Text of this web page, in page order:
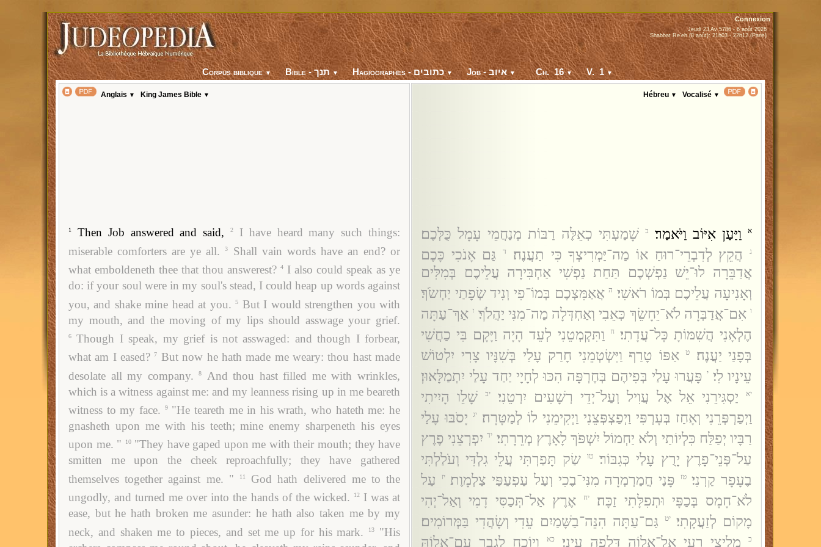
Connexion
Jeudi 23 Av 5786 - 6 août 2026
Shabbat Re'eh (8 août): 21h03 - 22h12 (Paris)
Corpus biblique▼ Bible - תנך ▼ Hagiographes - כתובים▼ Job - איוב ▼ Ch. 16▼ V. 1 ▼
Anglais ▼ King James Bible ▼
1 Then Job answered and said, 2
I have heard many such things:
miserable comforters are ye all.
3
Shall vain words have an end? or
what emboldeneth thee that thou answerest? 4
I also could speak as ye
do: if your soul were in my soul's stead, I could heap up words against
you, and shake mine head at you.
5
But I would strengthen you with
my mouth, and the moving of my lips should asswage your grief.
6
Though I speak, my grief is not asswaged: and though I forbear,
what am I eased? 7
But now he hath made me weary: thou hast made
desolate all my company.
8
And thou hast filled me with wrinkles,
which is a witness against me: and my leanness rising up in me beareth
witness to my face.
9
"He teareth me in his wrath, who hateth me: he
gnasheth upon me with his teeth; mine enemy sharpeneth his eyes
upon me. "
10 "They have gaped upon me with their mouth; they have
smitten me upon the cheek reproachfully; they have gathered
themselves together against me. "
11
God hath delivered me to the
ungodly, and turned me over into the hands of the wicked.
12
I was at
ease, but he hath broken me asunder: he hath also taken me by my
neck, and shaken me to pieces, and set me up for his mark.
13
"His
Hébreu ▼ Vocalisé ▼
א וַיַּעַן אִיּוֹב וַיֹּאמַר׃ ב שָׁמַעְתִּי כְאֵלֶּה רַבּוֹת מְנַחֲמֵי עָמָל כֻּלְּכֶם׃
ג הֲקֵץ לְדִבְרֵי־רוּחַ אוֹ מַה־יַּמְרִיצְךָ כִּי תַעֲנֶה׃ ד
גַּם אָנֹכִי כָּכֶם
אֲדַבֵּרָה לוּ־יֵשׁ נַפְשְׁכֶם תַּחַת נַפְשִׁי אַחְבִּירָה עֲלֵיכֶם בְּמִלִּים
וְאָנִיעָה עֲלֵיכֶם בְּמוֹ רֹאשִׁי׃ ה אֲאַמִּצְכֶם בְּמוֹ־פִי וְנִיד שְׂפָתַי יַחְשֹׂךְ׃
ו אִם־אֲדַבְּרָה לֹא־יֵחָשֵׂךְ כְּאֵבִי וְאַחְדְּלָה מַה־מִנִּי יַהֲלֹךְ׃ ז אַךְ־עַתָּה
הֶלְאָנִי הֲשִׁמּוֹתָ כָּל־עֲדָתִי׃
ח
וַתִּקְמְטֵנִי לְעֵד הָיָה וַיָּקָם בִּי כַחֲשִׁי
בְּפָנַי יַעֲנֶה׃
ט
אַפּוֹ טָרַף וַיִּשְׂטְמֵנִי חָרַק עָלַי בְּשִׁנָּיו צָרִי יִלְטוֹשׁ
עֵינָיו לִי׃ י פָּעֲרוּ עָלַי בְּפִיהֶם בְּחֶרְפָּה הִכּוּ לְחָיָי יַחַד עָלַי יִתְמַלָּאוּן׃
יא יַסְגִּירֵנִי אֵל אֶל עֲוִיל וְעַל־יְדֵי רְשָׁעִים יִרְטֵנִי׃ יב
שָׁלֵו הָיִיתִי
וַיְפַרְפְּרֵנִי וְאָחַז בְּעָרְפִּי וַיְפַצְפְּצֵנִי וַיְקִימֵנִי לוֹ לְמַטָּרָה׃
יג
יָסֹבּוּ עָלַי
רַבָּיו יְפַלַּח כִּלְיוֹתַי וְלֹא יַחְמוֹל יִשְׁפֹּךְ לָאָרֶץ מְרֵרָתִי׃ יד יִפְרְצֵנִי פֶרֶץ
עַל־פְּנֵי־פָרֶץ יָרֻץ עָלַי כְּגִבּוֹר׃
טו
שַׂק תָּפַרְתִּי עֲלֵי גִלְדִּי וְעֹלַלְתִּי
בֶעָפָר קַרְנִי׃
טז פָּנַי חֳמַרְמְרָה מִנִּי־בֶכִי וְעַל עַפְעַפַּי צַלְמָוֶת׃ יז
עַל
לֹא־חָמָס בְּכַפָּי וּתְפִלָּתִי זַכָּה׃
יח
אֶרֶץ אַל־תְּכַסִּי דָמִי וְאַל־יְהִי
מָקוֹם לְזַעֲקָתִי׃
יט גַּם־עַתָּה הִנֵּה־בַשָּׁמַיִם עֵדִי וְשָׂהֲדִי בַּמְּרוֹמִים׃
כ מְלִיצַי רֵעָי אֶל־אֱלוֹהַ דָּלְפָה עֵינִי׃ כא וְיוֹכַח לְגֶבֶר עִם־אֱלוֹהַּ